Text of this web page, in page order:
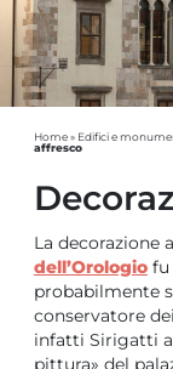
PERCORSI
Home» Edifici e
affresco
La decorazione
dell’Orologio fu
probabilmente
conservatore
infatti Sirigatti a
pittura» del